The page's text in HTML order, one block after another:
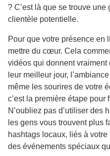
? C’est là que se trouve
clientèle potentielle.
Pour que votre présence en
mettre du cœur. Cela
vidéos qui donnent
leur meilleur jour,
même les sourires de votre
c’est la première étape
N’oubliez pas d’utiliser des
les gens vous trouvent plus
hashtags locaux, liés à
des événements spéciaux